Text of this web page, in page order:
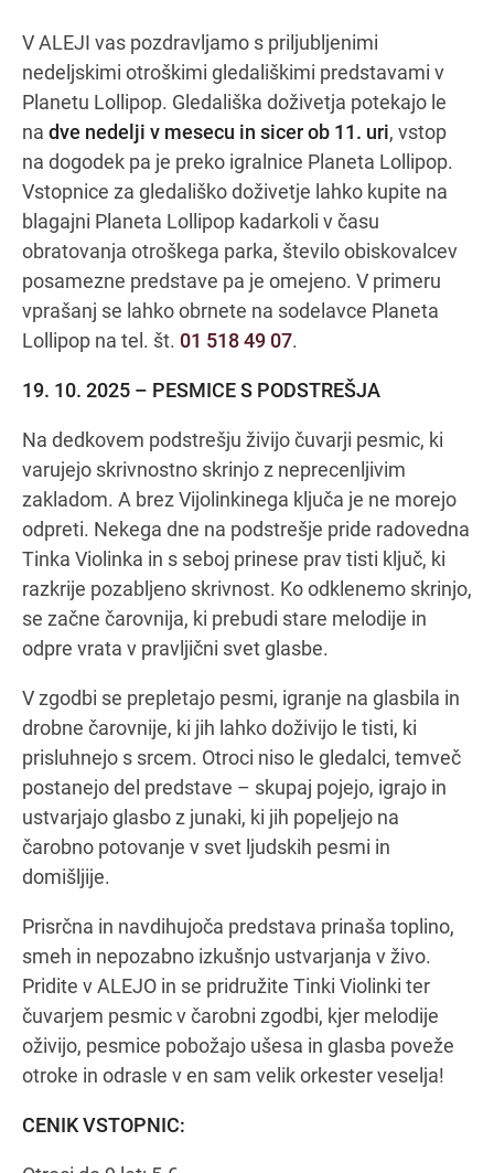
Navodila za pot
V ALEJI vas pozdravljamo s priljubljenimi
nedeljskimi otroškimi gledališkimi predstavami v
Planetu Lollipop. Gledališka doživetja potekajo le
na dve nedelji v mesecu in sicer ob 11. uri, vstop
na dogodek pa je preko igralnice Planeta Lollipop.
Vstopnice za gledališko doživetje lahko kupite na
blagajni Planeta Lollipop kadarkoli v času
obratovanja otroškega parka, število obiskovalcev
posamezne predstave pa je omejeno. V primeru
vprašanj se lahko obrnete na sodelavce Planeta
Lollipop na tel. št. 01 518 49 07.
19. 10. 2025 – PESMICE S PODSTREŠJA
Na dedkovem podstrešju živijo čuvarji pesmic, ki
varujejo skrivnostno skrinjo z neprecenljivim
zakladom. A brez Vijolinkinega ključa je ne morejo
odpreti. Nekega dne na podstrešje pride radovedna
Tinka Violinka in s seboj prinese prav tisti ključ, ki
razkrije pozabljeno skrivnost. Ko odklenemo skrinjo,
se začne čarovnija, ki prebudi stare melodije in
odpre vrata v pravljični svet glasbe.
V zgodbi se prepletajo pesmi, igranje na glasbila in
drobne čarovnije, ki jih lahko doživijo le tisti, ki
prisluhnejo s srcem. Otroci niso le gledalci, temveč
postanejo del predstave – skupaj pojejo, igrajo in
ustvarjajo glasbo z junaki, ki jih popeljejo na
čarobno potovanje v svet ljudskih pesmi in
domišljije.
Prisrčna in navdihujoča predstava prinaša toplino,
smeh in nepozabno izkušnjo ustvarjanja v živo.
Pridite v ALEJO in se pridružite Tinki Violinki ter
čuvarjem pesmic v čarobni zgodbi, kjer melodije
oživijo, pesmice pobožajo ušesa in glasba poveže
otroke in odrasle v en sam velik orkester veselja!
CENIK VSTOPNIC: